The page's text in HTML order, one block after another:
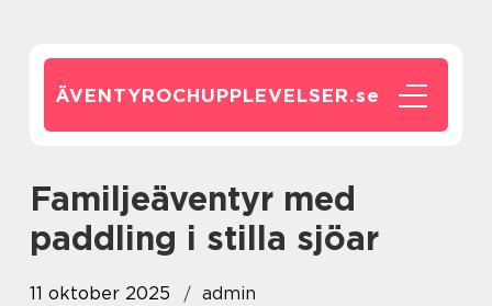
ÄVENTYROCHUPPLEVELSER.se
Familjeäventyr med
paddling i stilla sjöar
11 oktober 2025
admin